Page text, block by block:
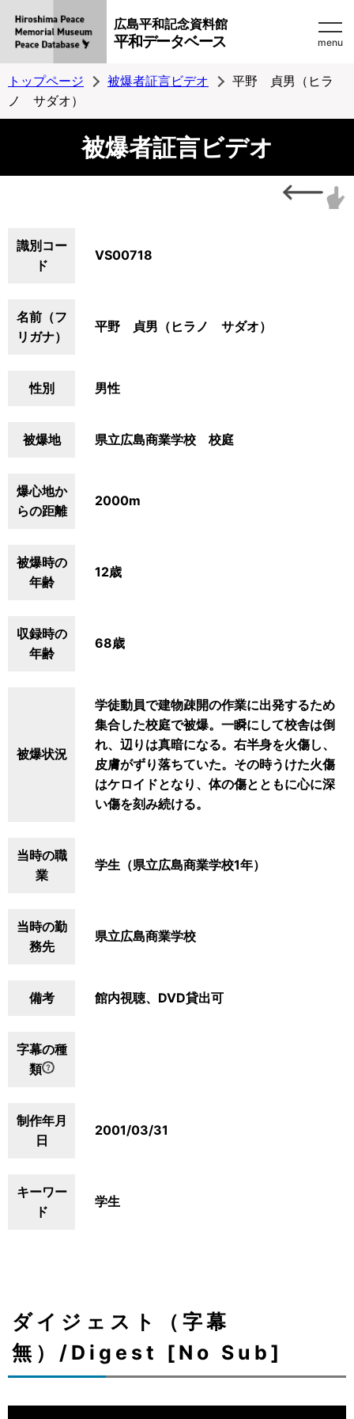
広島平和記念資料館
平和データベース menu
トップページ 被爆者証言ビデオ
平野 貞男（ヒラ
ノ サダオ）
被爆者証言ビデオ
識別コー
ド
VS00718
名前（フ
リガナ）
平野 貞男（ヒラノ サダオ）
性別 男性
被爆地 県立広島商業学校 校庭
爆心地か
らの距離
2000m
被爆時の
年齢
12歳
収録時の
年齢
68歳
被爆状況
学徒動員で建物疎開の作業に出発するため
集合した校庭で被爆。一瞬にして校舎は倒
れ、辺りは真暗になる。右半身を火傷し、
皮膚がずり落ちていた。その時うけた火傷
はケロイドとなり、体の傷とともに心に深
い傷を刻み続ける。
当時の職
業
学生（県立広島商業学校1年）
当時の勤
務先
県立広島商業学校
備考 館内視聴、DVD貸出可
字幕の種
類
制作年月
日
2001/03/31
キーワー
ド
学生
ダイジェスト（字幕
無）/Digest [No Sub]